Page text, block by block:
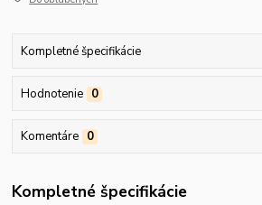
Kompletné špecifikácie
Hodnotenie 0
Komentáre 0
Kompletné špecifikácie